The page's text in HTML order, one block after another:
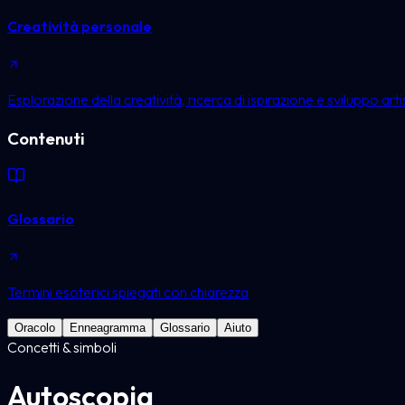
Creatività personale
Esplorazione della creatività, ricerca di ispirazione e sviluppo
Contenuti
Glossario
Termini esoterici spiegati con chiarezza
Oracolo Enneagramma Glossario Aiuto
Concetti & simboli
Autoscopia